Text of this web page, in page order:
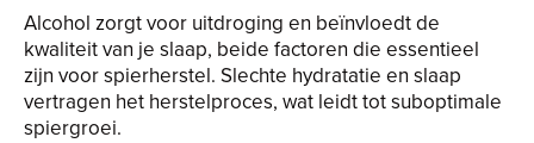
Alcohol zorgt voor uitdroging en beïnvloedt de
kwaliteit van je slaap, beide factoren die essentieel
zijn voor spierherstel. Slechte hydratatie en slaap
vertragen het herstelproces, wat leidt tot suboptimale
spiergroei.